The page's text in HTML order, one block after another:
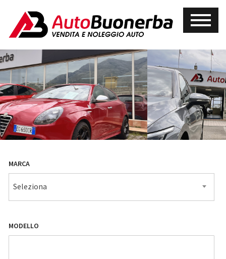
MARCA
Seleziona
MODELLO